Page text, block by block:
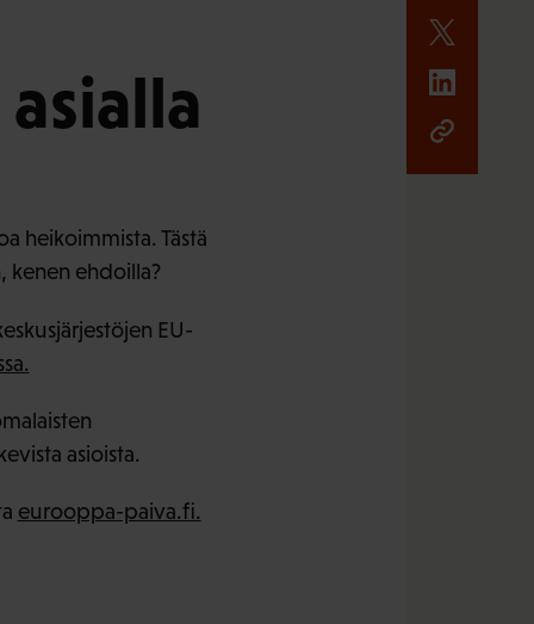
heikoimmista. Tästä
kenen ehdoilla?
EU-
asioista.
eurooppa-paiva.fi.